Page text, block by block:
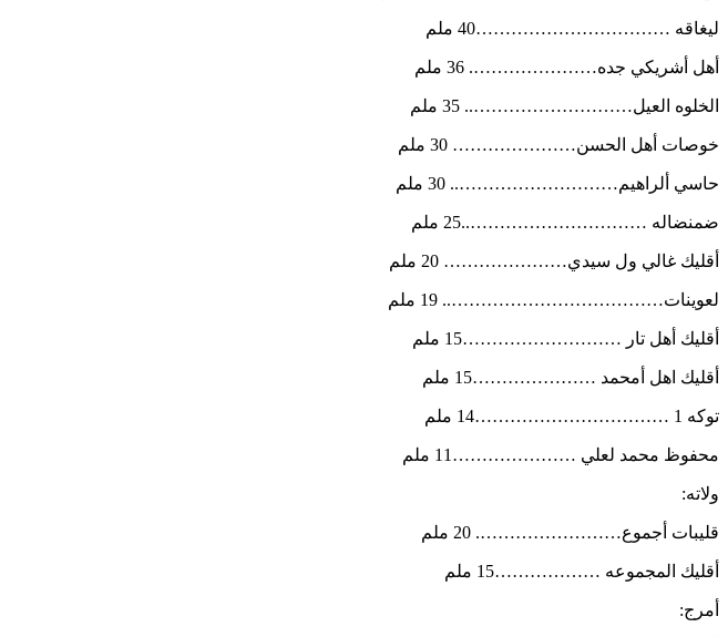
ليغاقه ……………………………40 ملم
أهل أشريكي جده…………………. 36 ملم
الخلوه العيل……………………….. 35 ملم
خوصات أهل الحسن………………… 30 ملم
حاسي ألراهيم……………………….. 30 ملم
ضمنضاله …………………………..25 ملم
أقليك غالي ول سيدي………………… 20 ملم
لعوينات……………………………….. 19 ملم
أقليك أهل تار ………………………15 ملم
أقليك اهل أمحمد …………………15 ملم
توكه 1 ……………………………14 ملم
محفوظ محمد لعلي …………………11 ملم
ولاته:
قليبات أجموع……………………. 20 ملم
أقليك المجموعه ………………15 ملم
أمرج: